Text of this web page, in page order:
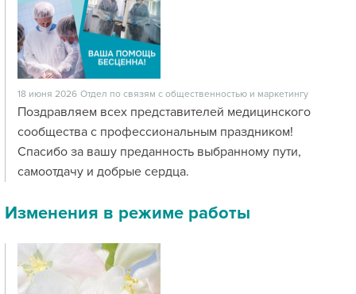
18 июня 2026 Отдел по связям с общественностью и маркетингу
Поздравляем всех представителей медицинского
сообщества с профессиональным праздником!
Спасибо за вашу преданность выбранному пути,
самоотдачу и добрые сердца.
Изменения в режиме работы